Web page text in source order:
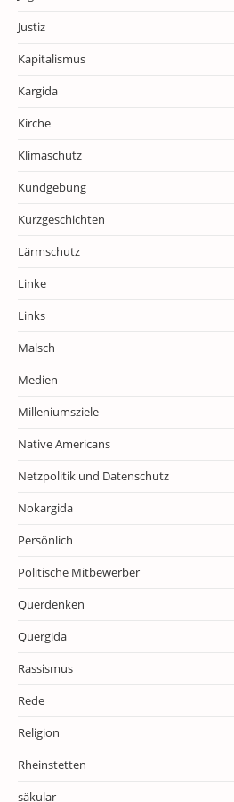
Justiz
Kapitalismus
Kargida
Kirche
Klimaschutz
Kundgebung
Kurzgeschichten
Lärmschutz
Linke
Links
Malsch
Medien
Milleniumsziele
Native Americans
Netzpolitik und Datenschutz
Nokargida
Persönlich
Politische Mitbewerber
Querdenken
Quergida
Rassismus
Rede
Religion
Rheinstetten
säkular